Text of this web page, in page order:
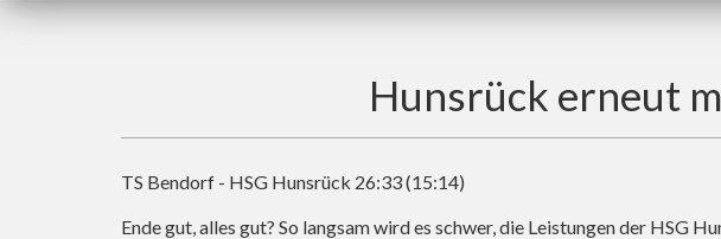
Hunsrück erneut
TS Bendorf - HSG Hunsrück 26:33 (15:14)
Ende gut, alles gut? So langsam wird es schwer, die Leistungen der HSG